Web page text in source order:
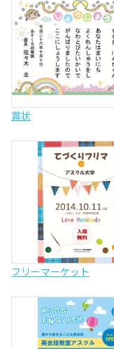
賞状
フリーマーケット